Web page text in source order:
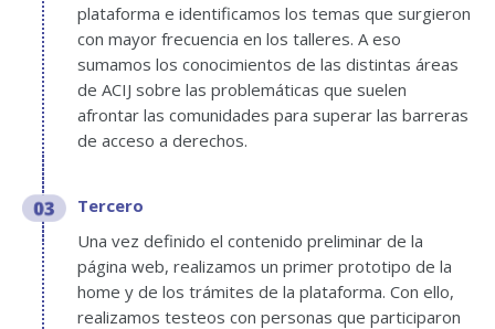
plataforma e identificamos los temas que surgieron
con mayor frecuencia en los talleres. A eso
sumamos los conocimientos de las distintas áreas
de ACIJ sobre las problemáticas que suelen
afrontar las comunidades para superar las barreras
de acceso a derechos.
Tercero
Una vez definido el contenido preliminar de la
página web, realizamos un primer prototipo de la
home y de los trámites de la plataforma. Con ello,
realizamos testeos con personas que participaron